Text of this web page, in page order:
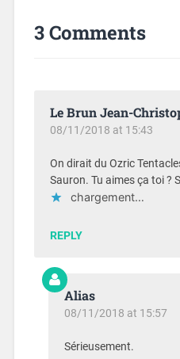
3 Comments
Le Brun Jean-
08/11/2018 at 15:43
On dirait du Ozric
Sauron. Tu aimes ça toi ?
chargement…
REPLY
Alias
08/11/2018 at 15:57
Sérieusement.